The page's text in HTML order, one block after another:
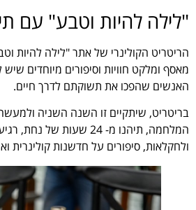
"לילה להיות וטבע" עם
הריטריט הקולינרי של אתר "לילה להיות
מאסף ומלקט חוויות וסיפורים מיוחדים
האנשים שהפכו את תשוקתם לדרך חיים.
בריטריט, שיתקיים זו השנה השניה
המלחמה, תיהנו מ- 24 שעות
ולחקלאות, סיפורים על חדשנות קולינרית